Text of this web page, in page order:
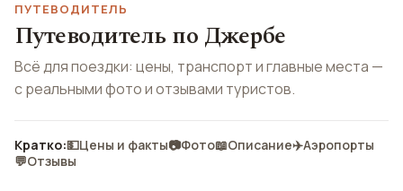
ПУТЕВОДИТЕЛЬ
Путеводитель по Джербе
Всё для поездки: цены, транспорт и главные места —
с реальными фото и отзывами туристов.
Кратко:💵Цены и факты📷Фото📖Описание✈️Аэропорты
💬Отзывы